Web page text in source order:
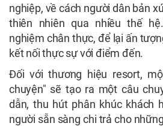
nghiệp, về cách người dân bản
thiên nhiên qua nhiều thế
nghiệm chân thực, để lại ấn
kết nối thực sự với điểm đến.
Đối với thương hiệu resort,
chuyện" sẽ tạo ra một câu
dẫn, thu hút phân khúc khách
người sẵn sàng chi trả cho